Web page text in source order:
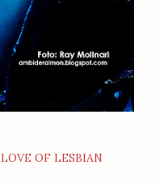
LOVE OF LESBIAN